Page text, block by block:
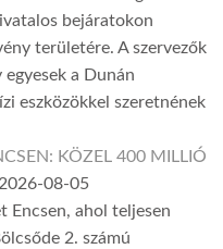
bejáratokon
területére. A szervezők
a Dunán
eszközökkel szeretnének
KÖZEL 400 MILLIÓ
2026-08-05
Encsen, ahol teljesen
2. számú